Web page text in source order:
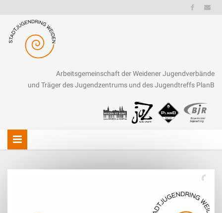
Arbeitsgemeinschaft der Weidener Jugendverbände
und Träger des Jugendzentrums und des Jugendtreffs PlanB